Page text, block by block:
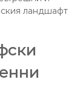
ландшафт